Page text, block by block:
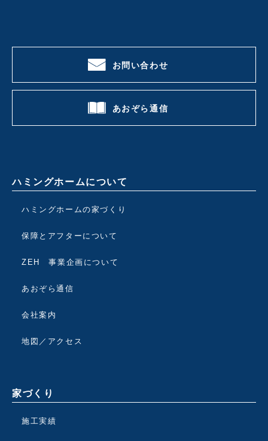
お問い合わせ
あおぞら通信
ハミングホームについて
ハミングホームの家づくり
保障とアフターについて
ZEH 事業企画について
あおぞら通信
会社案内
地図／アクセス
家づくり
施工実績